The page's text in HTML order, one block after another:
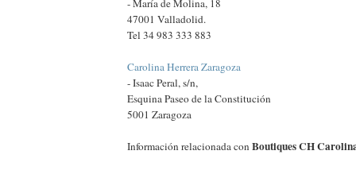
- María de Molina, 18
47001 Valladolid.
Tel 34 983 333 883
Carolina Herrera Zaragoza
- Isaac Peral, s/n,
Esquina Paseo de la Constitución
5001 Zaragoza
Información relacionada con Boutiques CH